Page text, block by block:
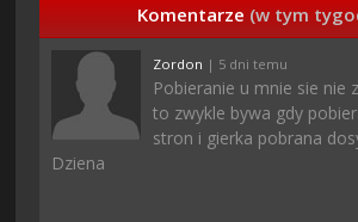
Komentarze (w tym
Zordon | 5 dni temu
Pobieranie u mnie sie nie
to zwykle bywa gdy
stron i gierka pobrana
Dziena